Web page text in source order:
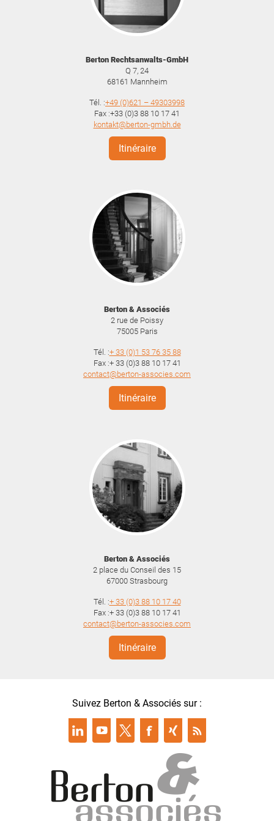
Berton Rechtsanwalts-GmbH
Q 7, 24
68161 Mannheim
Tél. :+49 (0)621 – 49303998
Fax :+33 (0)3 88 10 17 41
kontakt@berton-gmbh.de
Itinéraire
Berton & Associés
2 rue de Poissy
75005 Paris
Tél. :+ 33 (0)1 53 76 35 88
Fax :+ 33 (0)3 88 10 17 41
contact@berton-associes.com
Itinéraire
Berton & Associés
2 place du Conseil des 15
67000 Strasbourg
Tél. :+ 33 (0)3 88 10 17 40
Fax :+ 33 (0)3 88 10 17 41
contact@berton-associes.com
Itinéraire
Suivez Berton & Associés sur :